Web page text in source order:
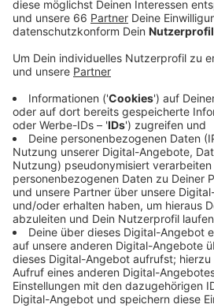
Anzeige
Sieben Menschen mussten vom
behandelt werden - drei
in die Uniklinik gebracht worden.
sind wegen Rauchentwicklung
unbewohnbar. Zur Brandursache
Polizei.
Anzeige
Weitere Infos und Links
Anzeige